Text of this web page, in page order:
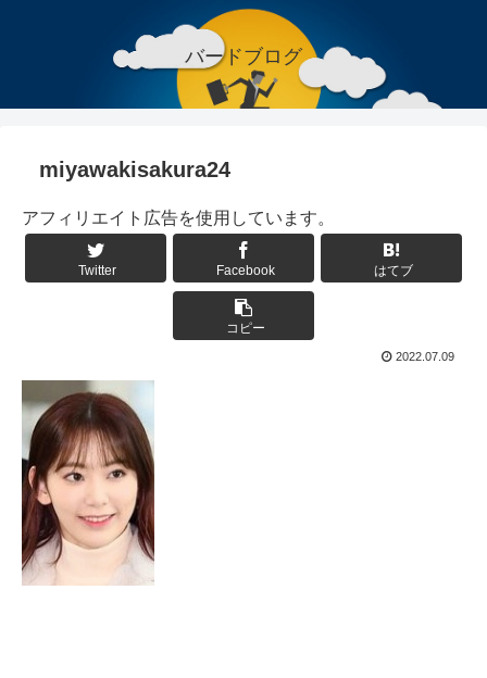
バードブログ
miyawakisakura24
アフィリエイト広告を使用しています。
Twitter Facebook はてブ
コピー
2022.07.09